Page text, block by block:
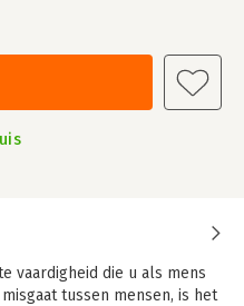
vaardigheid die u als mens
tussen mensen, is het